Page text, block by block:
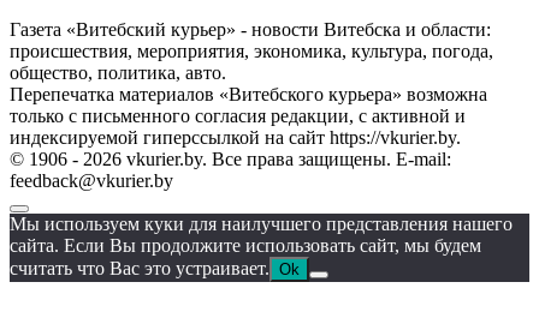
Газета «Витебский курьер» - новости Витебска и области:
происшествия, мероприятия, экономика, культура, погода,
общество, политика, авто.
Перепечатка материалов «Витебского курьера» возможна
только с письменного согласия редакции, с активной и
индексируемой гиперссылкой на сайт https://vkurier.by.
© 1906 - 2026 vkurier.by. Все права защищены. E-mail:
feedback@vkurier.by
Мы используем куки для наилучшего представления нашего
сайта. Если Вы продолжите использовать сайт, мы будем
считать что Вас это устраивает. Ok